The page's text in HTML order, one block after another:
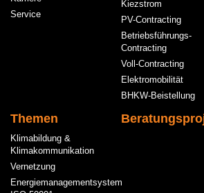
Service
Kiezstrom
PV-Contracting
Betriebsführungs-
Contracting
Voll-Contracting
Elektromobilität
BHKW-Beistellung
Themen
Klimabildung &
Klimakommunikation
Vernetzung
Energiemanagementsystem